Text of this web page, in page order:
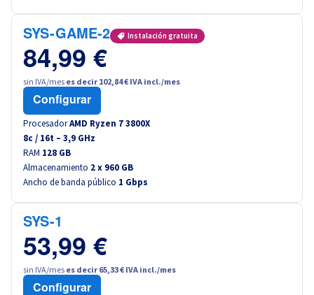
SYS-GAME-2 Instalación gratuita
84,99 €
sin IVA/mes es decir 102,84 € IVA incl./mes
Configurar
ProcesadorAMD Ryzen 7 3800X
8c / 16t – 3,9 GHz
RAM 128 GB
Almacenamiento 2 x 960 GB
Ancho de banda público 1 Gbps
SYS-1
53,99 €
sin IVA/mes es decir 65,33 € IVA incl./mes
Configurar